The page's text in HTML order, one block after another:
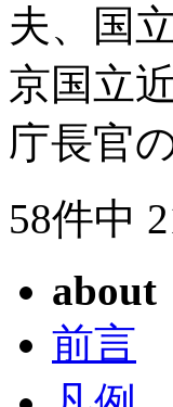
夫、国
京国立
庁長官
58件中
about
前言